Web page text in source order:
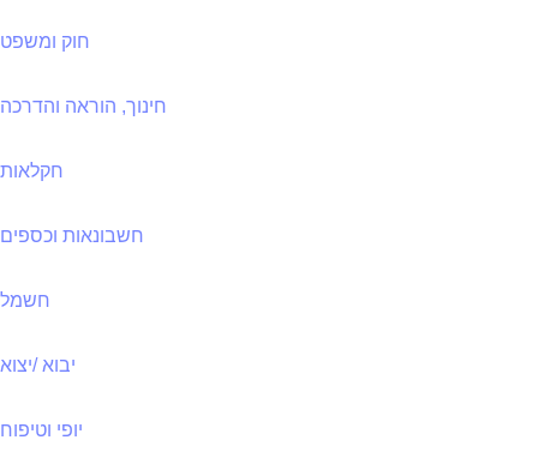
חוק ומשפט
חינוך, הוראה והדרכה
חקלאות
חשבונאות וכספים
חשמל
יבוא /יצוא
יופי וטיפוח